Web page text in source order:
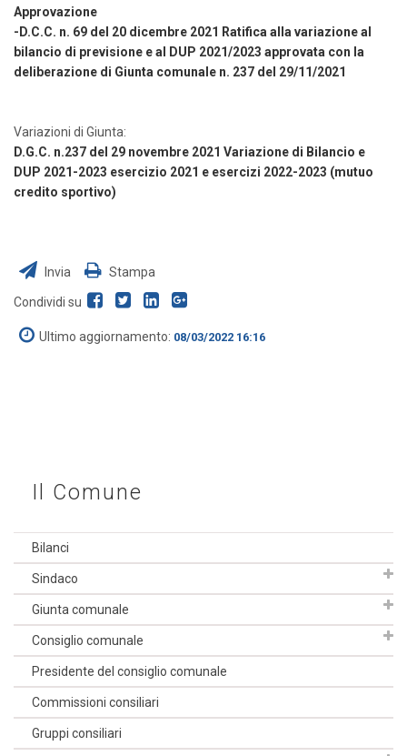
Approvazione
-D.C.C. n. 69 del 20 dicembre 2021 Ratifica alla variazione al
bilancio di previsione e al DUP 2021/2023 approvata con la
deliberazione di Giunta comunale n. 237 del 29/11/2021
Variazioni di Giunta:
D.G.C. n.237 del 29 novembre 2021 Variazione di Bilancio e
DUP 2021-2023 esercizio 2021 e esercizi 2022-2023 (mutuo
credito sportivo)
Invia Stampa
Condividi su
Ultimo aggiornamento: 08/03/2022 16:16
Il Comune
Bilanci
Sindaco
Giunta comunale
Consiglio comunale
Presidente del consiglio comunale
Commissioni consiliari
Gruppi consiliari